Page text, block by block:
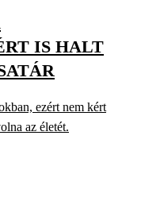
IS HALT
ezért nem kért
az életét.